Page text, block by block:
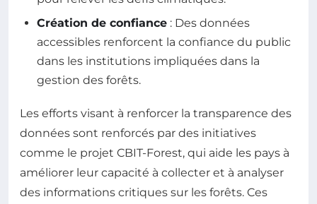
Création de confiance : Des données
accessibles renforcent la confiance du public
dans les institutions impliquées dans la
gestion des forêts.
Les efforts visant à renforcer la transparence des
données sont renforcés par des initiatives
comme le projet CBIT-Forest, qui aide les pays à
améliorer leur capacité à collecter et à analyser
des informations critiques sur les forêts. Ces